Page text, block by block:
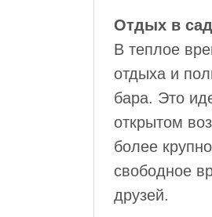
Отдых в
В теплое
отдыха и
бара. Это
открытом
более
свободное
друзей.